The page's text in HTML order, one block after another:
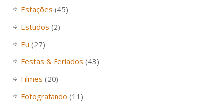
Estações (45)
Estudos (2)
Eu (27)
Festas & Feriados (43)
Filmes (20)
Fotografando (11)